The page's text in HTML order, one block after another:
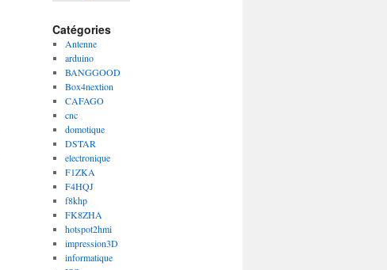
Catégories
Antenne
arduino
BANGGOOD
Box4nextion
CAFAGO
cnc
domotique
DSTAR
electronique
F1ZKA
F4HQJ
f8khp
FK8ZHA
hotspot2hmi
impression3D
informatique